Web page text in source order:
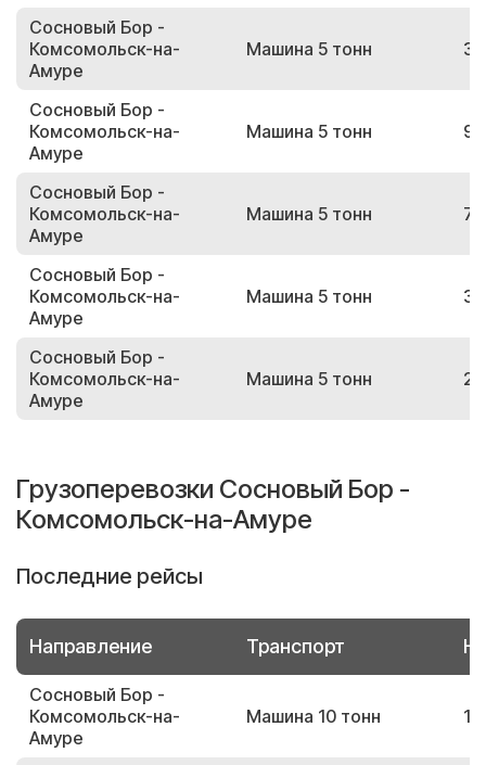
Сосновый Бор -
Комсомольск-на-
Амуре
Машина 5 тонн
Сосновый Бор -
Комсомольск-на-
Амуре
Машина 5 тонн
Сосновый Бор -
Комсомольск-на-
Амуре
Машина 5 тонн
Сосновый Бор -
Комсомольск-на-
Амуре
Машина 5 тонн
Сосновый Бор -
Комсомольск-на-
Амуре
Машина 5 тонн
Грузоперевозки Сосновый Бор -
Комсомольск-на-Амуре
Последние рейсы
Направление Транспорт
Сосновый Бор -
Комсомольск-на-
Амуре
Машина 10 тонн